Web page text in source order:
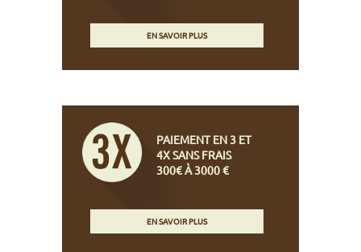
EN SAVOIR PLUS
PAIEMENT EN 3 ET
4X SANS FRAIS
300€ À 3000 €
EN SAVOIR PLUS